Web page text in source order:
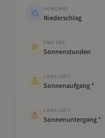
IM MONAT
Niederschlag
PRO TAG
Sonnenstunden
LOKALZEIT
Sonnenaufgang *
LOKALZEIT
Sonnenuntergang *